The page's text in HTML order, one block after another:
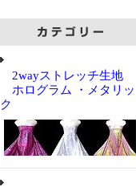
2wayストレッチ生地
ホログラム ・メタリッ
ク